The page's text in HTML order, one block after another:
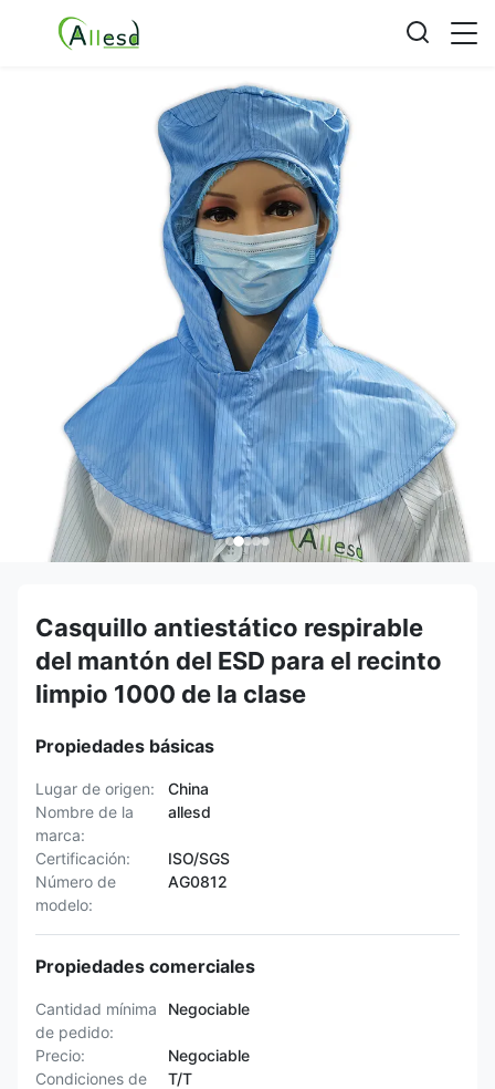
Casquillo antiestático respirable
del mantón del ESD para el recinto
limpio 1000 de la clase
Propiedades básicas
Lugar de origen:
China
Nombre de la
marca:
allesd
Certificación:
ISO/SGS
Número de
modelo:
AG0812
Propiedades comerciales
Cantidad mínima
de pedido:
Negociable
Precio:
Negociable
Condiciones de
T/T